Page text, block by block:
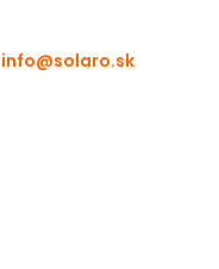
info@solaro.sk